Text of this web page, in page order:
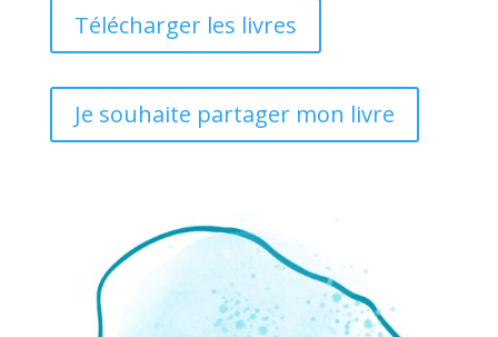
Télécharger les livres
Je souhaite partager mon livre